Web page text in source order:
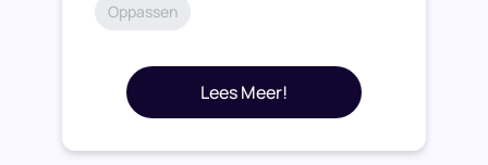
Oppassen
Lees Meer!